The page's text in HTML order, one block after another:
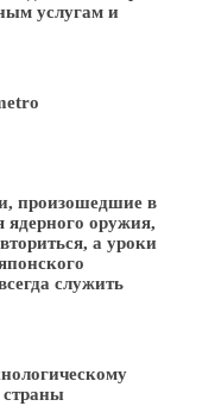
услугам и
произошедшие в
ядерного оружия,
а уроки
служить
страны